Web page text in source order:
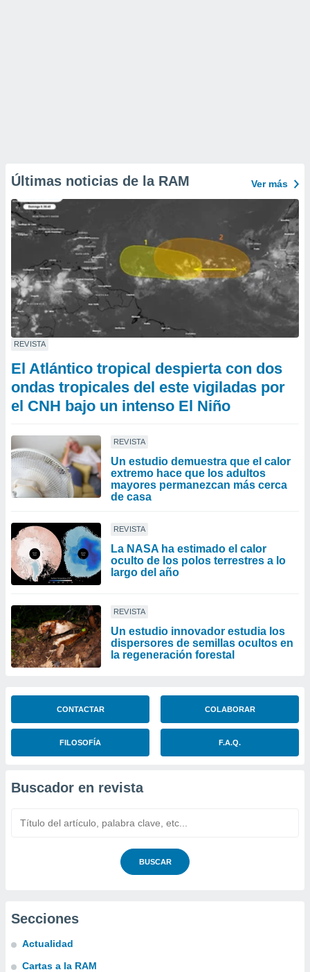
Últimas noticias de la RAM Ver más
REVISTA
El Atlántico tropical despierta con dos
ondas tropicales del este vigiladas por
el CNH bajo un intenso El Niño
REVISTA
Un estudio demuestra que el calor
extremo hace que los adultos
mayores permanezcan más cerca
de casa
REVISTA
La NASA ha estimado el calor
oculto de los polos terrestres a lo
largo del año
REVISTA
Un estudio innovador estudia los
dispersores de semillas ocultos en
la regeneración forestal
CONTACTAR COLABORAR
FILOSOFÍA F.A.Q.
Buscador en revista
BUSCAR
Secciones
Actualidad
Cartas a la RAM